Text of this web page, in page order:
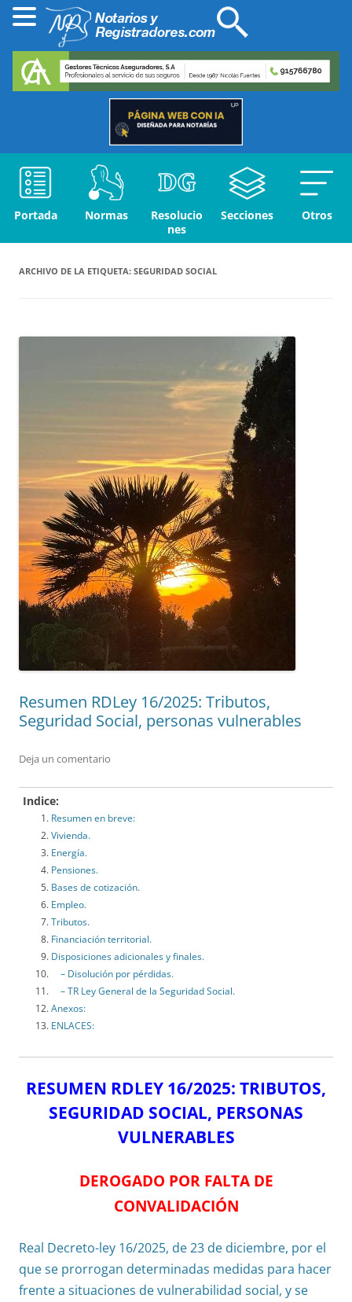
Portada Normas
Resolucio
nes
Secciones Otros
ARCHIVO DE LA ETIQUETA: SEGURIDAD SOCIAL
Resumen RDLey 16/2025: Tributos,
Seguridad Social, personas vulnerables
Deja un comentario
Indice:
Resumen en breve:
Vivienda.
Energía.
Pensiones.
Bases de cotización.
Empleo.
Tributos.
Financiación territorial.
Disposiciones adicionales y finales.
– Disolución por pérdidas.
– TR Ley General de la Seguridad Social.
Anexos:
ENLACES:
RESUMEN RDLEY 16/2025: TRIBUTOS,
SEGURIDAD SOCIAL, PERSONAS
VULNERABLES
DEROGADO POR FALTA DE
CONVALIDACIÓN
Real Decreto-ley 16/2025, de 23 de diciembre, por el
que se prorrogan determinadas medidas para hacer
frente a situaciones de vulnerabilidad social, y se